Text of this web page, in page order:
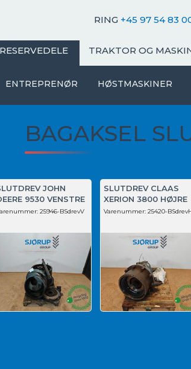
BAGAKSEL
JOHN
9530 VENSTRE
25946-BSdrevV
SLUTDREV CLAAS
XERION 3800 HØJRE
Varenummer: 25420-
RING +45 97 54 83
ENTREPRENØR HØSTMASKINER
TRAKTOR OG